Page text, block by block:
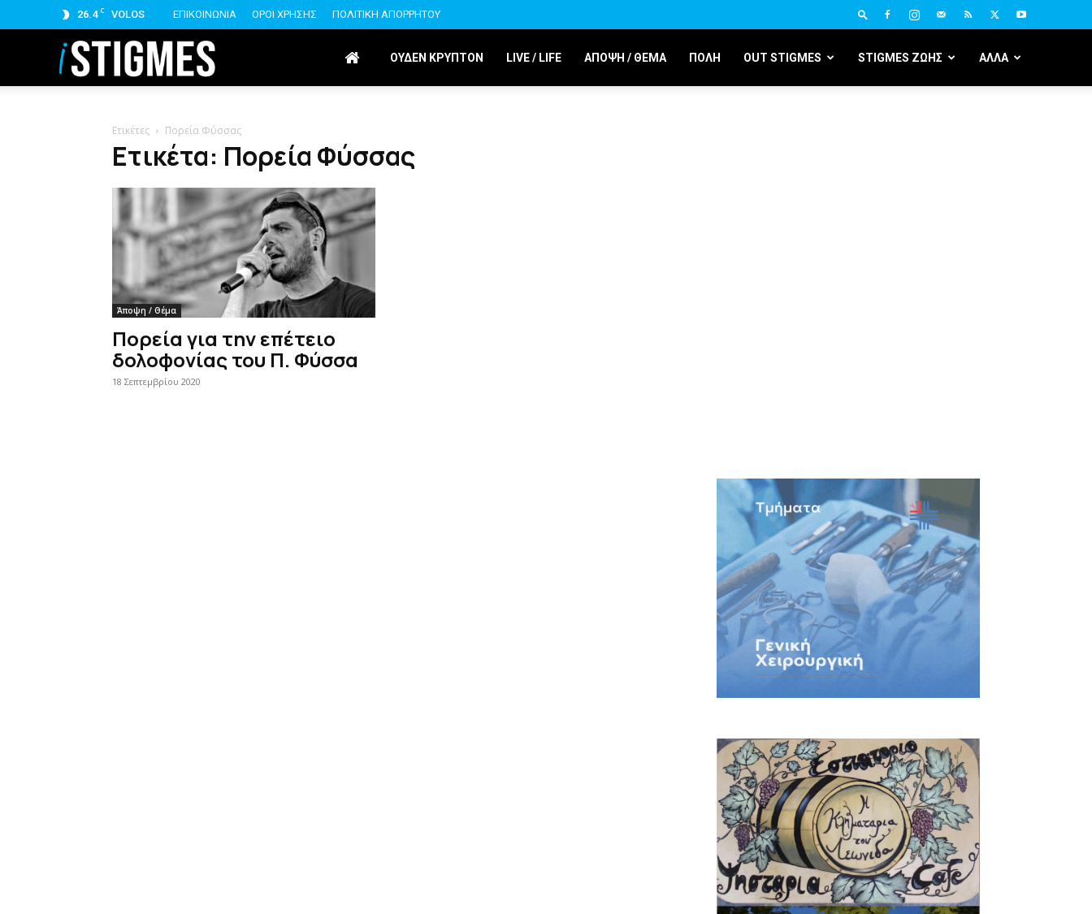
26.4 C VOLOS ΕΠΙΚΟΙΝΩΝΙΑ ΟΡΟΙ ΧΡΗΣΗΣ ΠΟΛΙΤΙΚΗ ΑΠΟΡΡΗΤΟΥ
istigmes ΟΥΔΕΝ ΚΡΥΠΤΟΝ LIVE / LIFE ΑΠΟΨΗ / ΘΕΜΑ ΠΟΛΗ OUT STIGMES STIGMES ΖΩΗΣ ΑΛΛΑ
Ετικέτες Πορεία Φύσσας
Ετικέτα: Πορεία Φύσσας
Άποψη / Θέμα
Πορεία για την επέτειο
δολοφονίας του Π. Φύσσα
18 Σεπτεμβρίου 2020